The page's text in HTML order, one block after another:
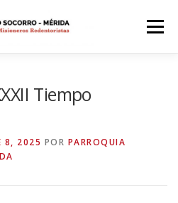
Menú
Tiempo
8, 2025 POR PARROQUIA